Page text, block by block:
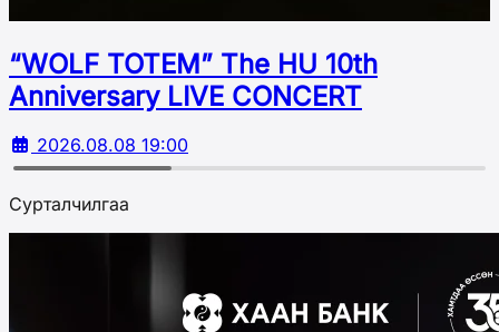
“WOLF TOTEM” The HU 10th
Аnniversary LIVE CONCERT
2026.08.08 19:00
Сурталчилгаа